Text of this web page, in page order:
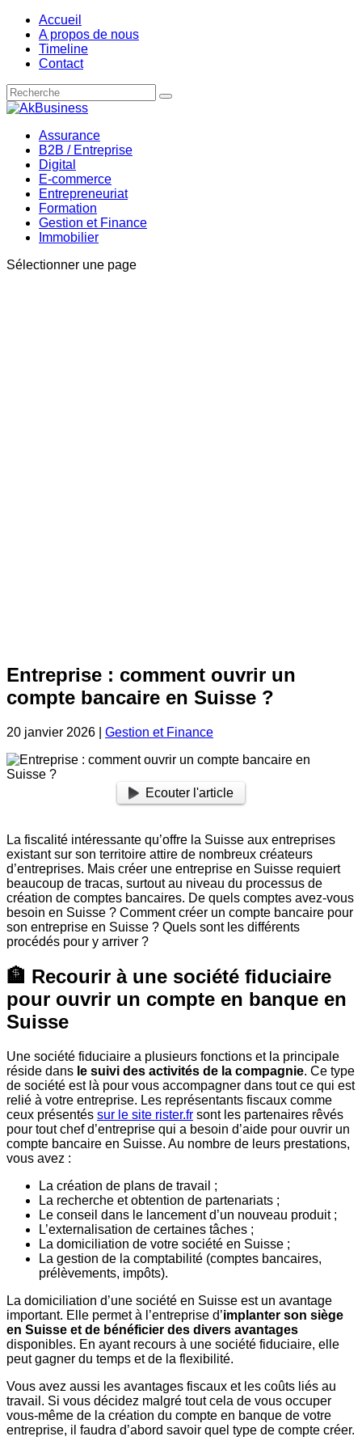
Accueil
A propos de nous
Timeline
Contact
Assurance
B2B / Entreprise
Digital
E-commerce
Entrepreneuriat
Formation
Gestion et Finance
Immobilier
Sélectionner une page
Entreprise : comment ouvrir un
compte bancaire en Suisse ?
20 janvier 2026 Gestion et Finance
Ecouter l'article
La fiscalité intéressante qu’offre la Suisse aux entreprises
existant sur son territoire attire de nombreux créateurs
d’entreprises. Mais créer une entreprise en Suisse requiert
beaucoup de tracas, surtout au niveau du processus de
création de comptes bancaires. De quels comptes avez-vous
besoin en Suisse ? Comment créer un compte bancaire pour
son entreprise en Suisse ? Quels sont les différents
procédés pour y arriver ?
🏦 Recourir à une société fiduciaire
pour ouvrir un compte en banque en
Suisse
Une société fiduciaire a plusieurs fonctions et la principale
réside dans le suivi des activités de la compagnie. Ce type
de société est là pour vous accompagner dans tout ce qui est
relié à votre entreprise. Les représentants fiscaux comme
ceux présentés sur le site rister.fr sont les partenaires rêvés
pour tout chef d’entreprise qui a besoin d’aide pour ouvrir un
compte bancaire en Suisse. Au nombre de leurs prestations,
vous avez :
La création de plans de travail ;
La recherche et obtention de partenariats ;
Le conseil dans le lancement d’un nouveau produit ;
L’externalisation de certaines tâches ;
La domiciliation de votre société en Suisse ;
La gestion de la comptabilité (comptes bancaires,
prélèvements, impôts).
La domiciliation d’une société en Suisse est un avantage
important. Elle permet à l’entreprise d’implanter son siège
en Suisse et de bénéficier des divers avantages
disponibles. En ayant recours à une société fiduciaire, elle
peut gagner du temps et de la flexibilité.
Vous avez aussi les avantages fiscaux et les coûts liés au
travail. Si vous décidez malgré tout cela de vous occuper
vous-même de la création du compte en banque de votre
entreprise, il faudra d’abord savoir quel type de compte créer.